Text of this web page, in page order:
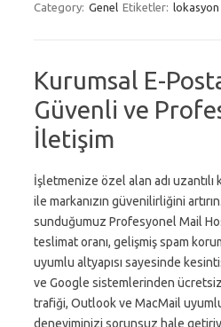
Category: Genel Etiketler: lokasyon
Kurumsal E-
Güvenli ve
İletişim
İşletmenize özel alan adı
ile markanızın güvenilirliğini
sunduğumuz Profesyonel Mail
teslimat oranı, gelişmiş spam
uyumlu altyapısı sayesinde
ve Google sistemlerinden ücretsiz
trafiği, Outlook ve MacMail
deneyiminizi sorunsuz hale